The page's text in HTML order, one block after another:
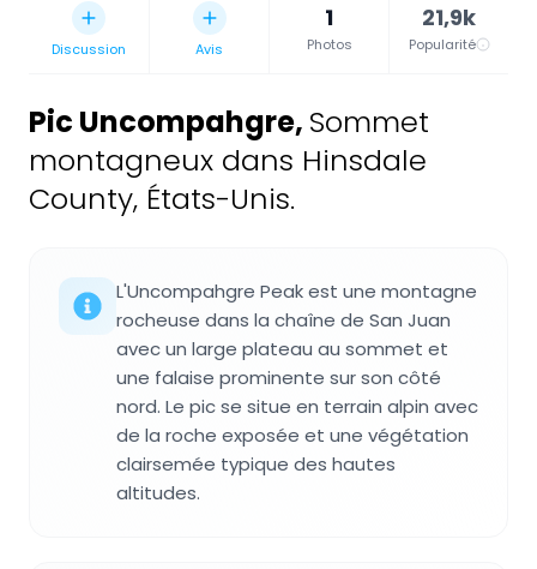
Discussion Avis
1
Photos
21,9k
Popularité
Pic Uncompahgre, Sommet
montagneux dans Hinsdale
County, États-Unis.
L'Uncompahgre Peak est une montagne
rocheuse dans la chaîne de San Juan
avec un large plateau au sommet et
une falaise prominente sur son côté
nord. Le pic se situe en terrain alpin avec
de la roche exposée et une végétation
clairsemée typique des hautes
altitudes.